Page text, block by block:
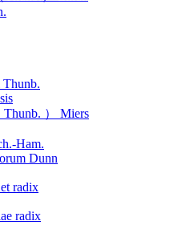
Thunb.
Thunb. ） Miers
Ham.
Dunn
radix
radix